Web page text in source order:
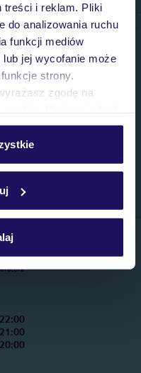
treści i reklam. Pliki
do analizowania ruchu
funkcji mediów
jej wycofanie może
strony.
zgodę na
w zakładkę
cookie znajdziesz